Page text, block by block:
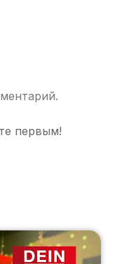
первым!